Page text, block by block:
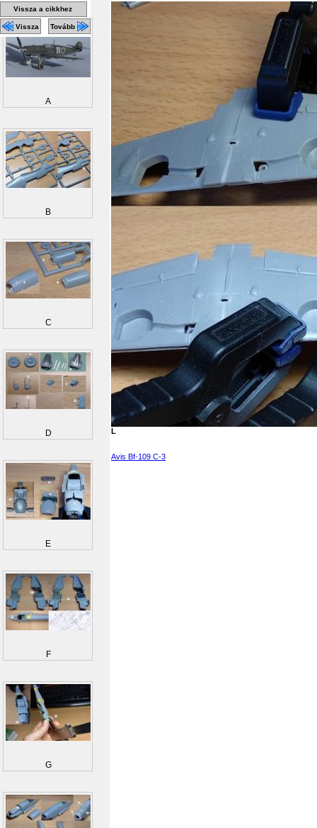
L
Avis Bf-109 C-3
Vissza a cikkhez
Vissza Tovább
A
B
C
D
E
F
G